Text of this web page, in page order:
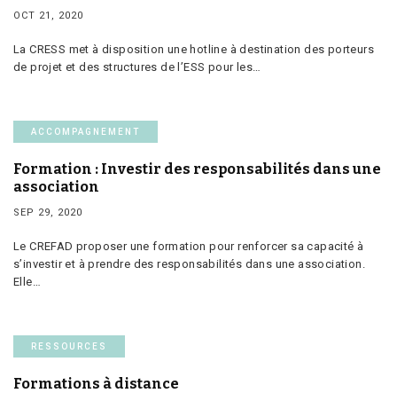
OCT 21, 2020
La CRESS met à disposition une hotline à destination des porteurs
de projet et des structures de l’ESS pour les…
ACCOMPAGNEMENT
Formation : Investir des responsabilités dans une
association
SEP 29, 2020
Le CREFAD proposer une formation pour renforcer sa capacité à
s’investir et à prendre des responsabilités dans une association.
Elle…
RESSOURCES
Formations à distance